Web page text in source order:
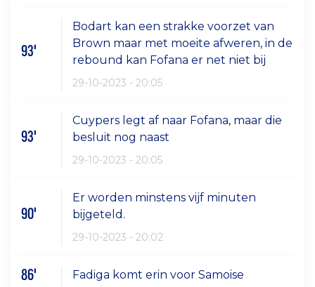
93'
Bodart kan een strakke voorzet van
Brown maar met moeite afweren, in de
rebound kan Fofana er net niet bij
29-10-2023 - 20:05
93'
Cuypers legt af naar Fofana, maar die
besluit nog naast
29-10-2023 - 20:05
90'
Er worden minstens vijf minuten
bijgeteld.
29-10-2023 - 20:02
86' Fadiga komt erin voor Samoise